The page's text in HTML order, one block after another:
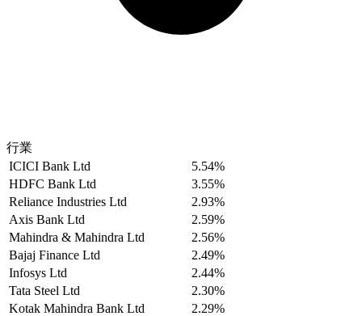
行業
ICICI Bank Ltd
5.54%
HDFC Bank Ltd
3.55%
Reliance Industries Ltd
2.93%
Axis Bank Ltd
2.59%
Mahindra & Mahindra Ltd
2.56%
Bajaj Finance Ltd
2.49%
Infosys Ltd
2.44%
Tata Steel Ltd
2.30%
Kotak Mahindra Bank Ltd
2.29%